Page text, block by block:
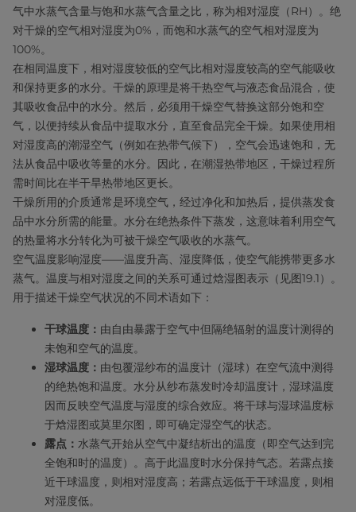
气中水蒸气含量与饱和水蒸气含量之比，称为相对湿度（RH）。绝
对干燥的空气相对湿度为0%，而饱和水蒸气的空气相对湿度为
100%。
在相同温度下，相对湿度较低的空气比相对湿度较高的空气能吸收
和保持更多的水分。干燥的原理是将干热空气与液态食品混合，使
其吸收食品中的水分。然后，必须用干燥空气替换这部分饱和空
气，以便持续从食品中提取水分，直至食品完全干燥。如果使用相
对湿度高的潮湿空气（例如在热带气候下），空气会迅速饱和，无
法从食品中吸收等量的水分。因此，在潮湿热带地区，干燥过程所
需时间比在半干旱热带地区更长。
干燥所用的介质通常是环境空气，经过净化和加热后，提供蒸发食
品中水分所需的能量。水分在绝热条件下蒸发，这意味着利用空气
的热量将水分转化为可被干燥空气吸收的水蒸气。
空气温度影响湿度——温度升高、湿度降低，使空气能携带更多水
蒸气。温度与相对湿度之间的关系可通过焓湿图表示（见图19.1）。
用于描述干燥空气状况的不同术语如下：
干球温度： 由自由暴露于空气中但隔绝辐射的温度计测得的
未饱和空气的温度。
湿球温度： 由包覆湿纱布的温度计（湿球）在空气流中测得
的绝热饱和温度。水分从纱布蒸发时冷却温度计，湿球温度
因而反映空气温度与湿度的综合效应。将干球与湿球温度标
于焓湿图或莫里尔图，即可确定湿空气的状态。
露点： 水蒸气开始从空气中凝结析出的温度（即空气达到完
全饱和时的温度）。高于此温度时水分保持气态。若露点接
近干球温度，则相对湿度高；若露点远低于干球温度，则相
对湿度低。